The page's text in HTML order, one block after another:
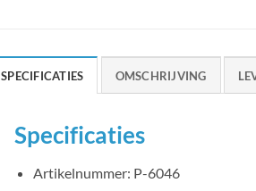
SPECIFICATIES OMSCHRIJVING
Specificaties
Artikelnummer: P-6046